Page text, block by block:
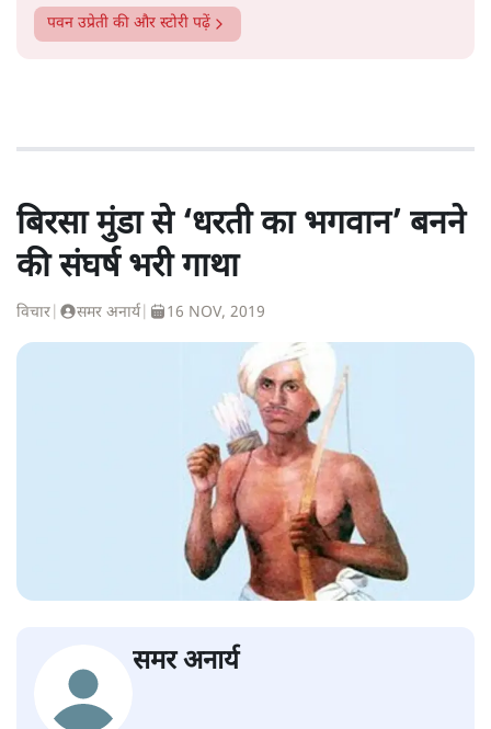
पवन उप्रेती की और स्टोरी पढ़ें
बिरसा मुंडा से ‘धरती का भगवान’ बनने
की संघर्ष भरी गाथा
विचार समर अनार्य| 16 NOV, 2019
समर अनार्य